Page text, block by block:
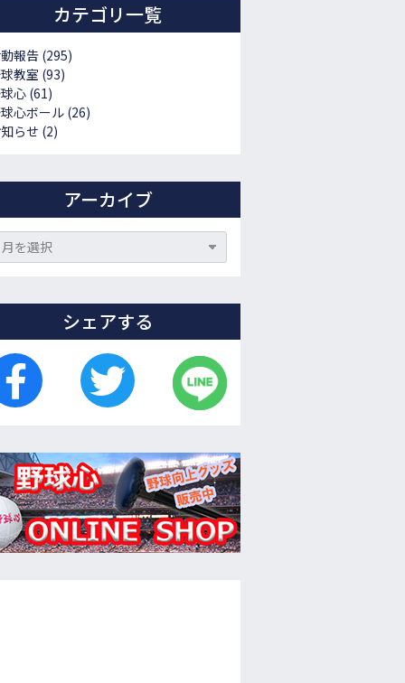
カテゴリ一覧
報告 (295)
教室 (93)
心 (61)
心ボール (26)
らせ (2)
アーカイブ
シェアする